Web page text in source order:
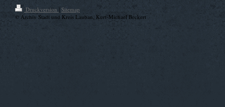
Druckversion Sitemap
© Archiv Stadt und Kreis Lauban, Kurt-Michael Beckert